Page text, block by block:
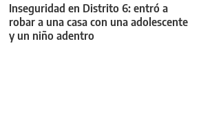
Inseguridad en Distrito 6: entró a
robar a una casa con una adolescente
y un niño adentro